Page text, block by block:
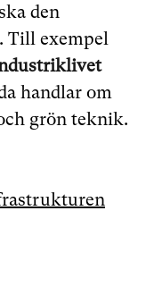
den
Till exempel
handlar om
grön teknik.